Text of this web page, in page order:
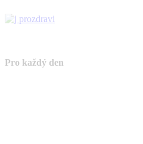
Pro každý den